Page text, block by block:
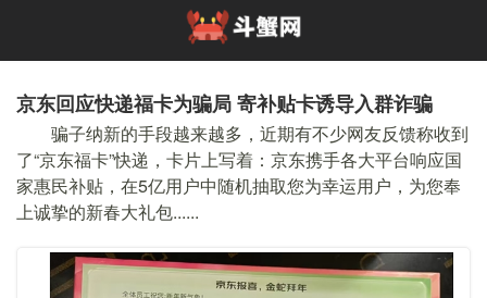
京东回应快递福卡为骗局 寄补贴卡诱导入群诈骗
骗子纳新的手段越来越多，近期有不少网友反馈称收到
了“京东福卡”快递，卡片上写着：京东携手各大平台响应国
家惠民补贴，在5亿用户中随机抽取您为幸运用户，为您奉
上诚挚的新春大礼包......